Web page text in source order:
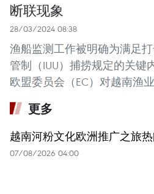
断联现象
28/03/2024 08:38
渔船监测工作被明确为满足
管制（IUU）捕捞规定的关键
欧盟委员会（EC）对越南渔
更多
越南河粉文化欧洲推广之旅
07/08/2026 04:00